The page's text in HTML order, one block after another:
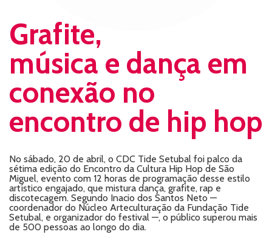
Grafite,
música e dança em
conexão no
encontro de hip hop
No sábado, 20 de abril, o CDC Tide Setubal foi palco da
sétima edição do Encontro da Cultura Hip Hop de São
Miguel, evento com 12 horas de programação desse estilo
artístico engajado, que mistura dança, grafite, rap e
discotecagem. Segundo Inacio dos Santos Neto —
coordenador do Núcleo Arteculturação da Fundação Tide
Setubal, e organizador do festival —, o público superou mais
de 500 pessoas ao longo do dia.